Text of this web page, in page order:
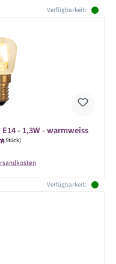
Verfügbarkeit:
- 1,3W - warmweiss
Stück)
Verfügbarkeit: